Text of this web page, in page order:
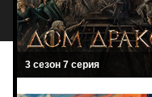
3 сезон 7 серия